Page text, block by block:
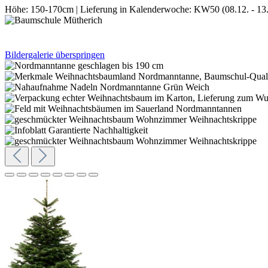
Höhe: 150-170cm | Lieferung in Kalenderwoche: KW50 (08.12. -
Bildergalerie überspringen